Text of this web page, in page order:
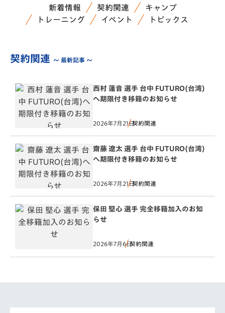
新着情報 契約関連
キャンプ
トレーニング
イベント トピックス
契約関連 ～ 最新記事 ～
西村 蓮音 選手 台中 FUTURO(台湾)
へ期限付き移籍のお知らせ
2026年7月21日契約関連
齋藤 遼太 選手 台中 FUTURO(台湾)
へ期限付き移籍のお知らせ
2026年7月21日契約関連
保田 堅心 選手 完全移籍加入のお知
らせ
2026年7月6日契約関連